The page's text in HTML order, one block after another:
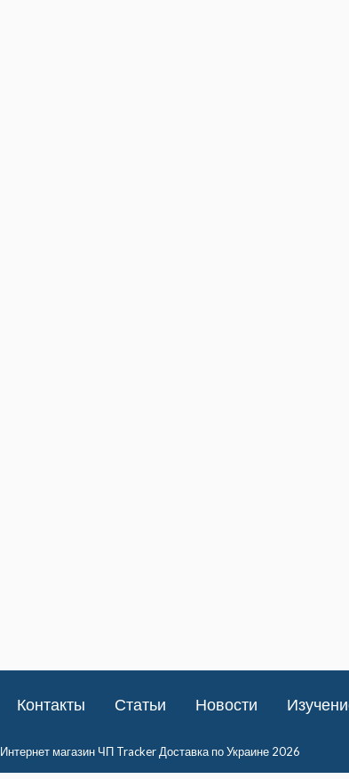
Контакты Статьи Новости
Интернет магазин ЧП Tracker Доставка по Украине 2026